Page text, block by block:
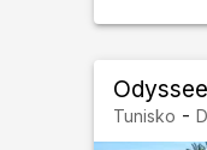
Tunisko -